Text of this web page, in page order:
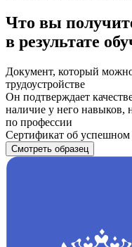
Что вы
в результате
Документ, который
трудоустройстве
Он подтверждает
наличие у него навыков,
по профессии
Сертификат об
Смотреть образец